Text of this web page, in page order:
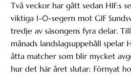
Två veckor har gått sedan HIF:s
viktiga 1-0-segern mot GIF
tredje av säsongens fyra delar.
månads landslagsuppehåll spelar
åtta matcher som blir mycket
hur det här året slutar: Förnyat